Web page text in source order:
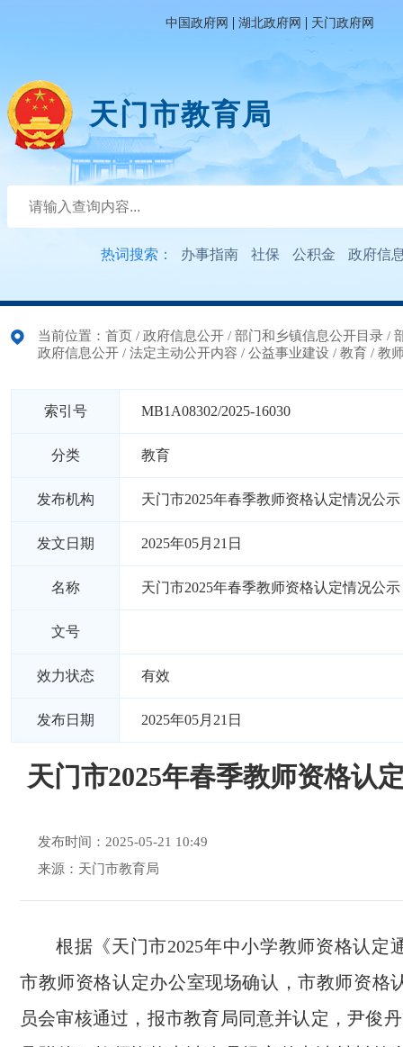
中国政府网 | 湖北政府网 | 天门政府网
天门市教育局
热词搜索： 办事指南 社保 公积金 政府信
当前位置： 首页 / 政府信息公开 / 部门和乡镇信息公开目录 /
政府信息公开 / 法定主动公开内容 / 公益事业建设 / 教育 / 教
索引号 MB1A08302/2025-16030
分类 教育
发布机构 天门市2025年春季教师资格认定情况公示
发文日期 2025年05月21日
名称 天门市2025年春季教师资格认定情况公示
文号
效力状态 有效
发布日期 2025年05月21日
天门市2025年春季教师资格认
发布时间：2025-05-21 10:49
来源：天门市教育局
根据《天门市2025年中小学教师资格认定
市教师资格认定办公室现场确认，市教师资格
员会审核通过，报市教育局同意并认定，尹俊